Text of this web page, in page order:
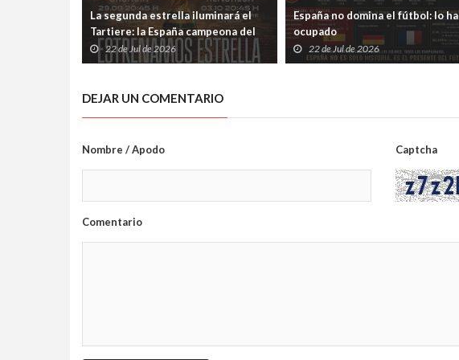
La segunda estrella iluminará el
Tartiere: la España campeona del
mundo jugará en Oviedo el 3 de
octubre
22 de Jul de 2026
España no domina el fútbol: lo ha
ocupado
22 de Jul de 2026
DEJAR UN COMENTARIO
Nombre / Apodo Captcha
Comentario